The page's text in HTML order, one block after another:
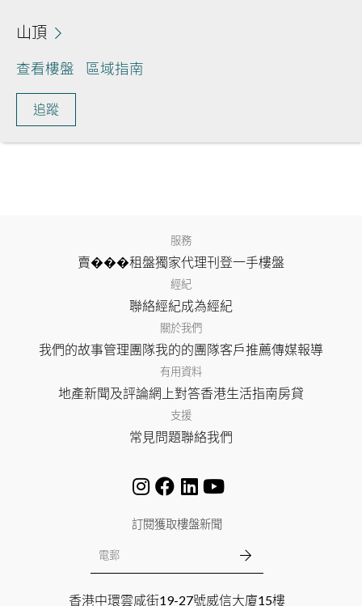
山頂
查看樓盤 區域指南
追蹤
服務
賣���租盤獨家代理刊登一手樓盤
經紀
聯絡經紀成為經紀
關於我們
我們的故事管理團隊我的的團隊客戶推薦傳媒報導
有用資料
地產新聞及評論網上對答香港生活指南房貸
支援
常見問題聯絡我們
訂閱獲取樓盤新聞
香港中環雲咸街19-27號威信大廈15樓